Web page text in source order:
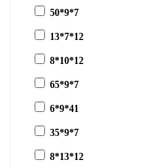
50*9*7
13*7*12
8*10*12
65*9*7
6*9*41
35*9*7
8*13*12